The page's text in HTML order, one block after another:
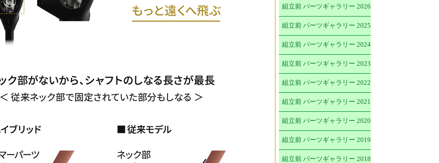
組立前 パーツギャラリー 2026
組立前 パーツギャラリー 2025
組立前 パーツギャラリー 2024
組立前 パーツギャラリー 2023
組立前 パーツギャラリー 2022
組立前 パーツギャラリー 2021
組立前 パーツギャラリー 2020
組立前 パーツギャラリー 2019
組立前 パーツギャラリー 2018